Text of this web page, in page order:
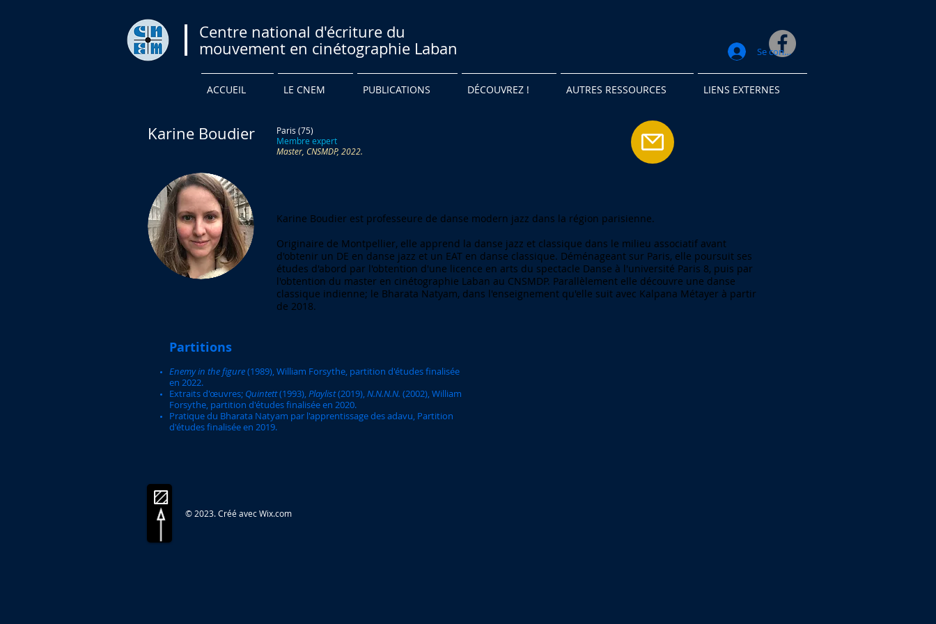
Centre national d'écriture du
mouvement en cinétographie Laban
Se connecter
ACCUEIL LE CNEM PUBLICATIONS DÉCOUVREZ ! AUTRES RESSOURCES LIENS EXTERNES
Karine Boudier
Paris (75)
Membre expert
Master, CNSMDP, 2022.
Karine Boudier est professeure de danse modern jazz dans la région parisienne.
Originaire de Montpellier, elle apprend la danse jazz et classique dans le milieu associatif avant
d'obtenir un DE en danse jazz et un EAT en danse classique. Déménageant sur Paris, elle poursuit ses
études d'abord par l'obtention d'une licence en arts du spectacle Danse à l'université Paris 8, puis par
l'obtention du master en cinétographie Laban au CNSMDP. Parallèlement elle découvre une danse
classique indienne; le Bharata Natyam, dans l'enseignement qu'elle suit avec Kalpana Métayer à partir
de 2018.
Enemy in the figure(1989), William Forsythe, partition d'études finalisée
en 2022.
Extraits d'œuvres; Quintett(1993),Playlist(2019),N.N.N.N. (2002), William
Forsythe, partition d'études finalisée en 2020.
Pratique du Bharata Natyam par l'apprentissage des adavu, Partition
d'études finalisée en 2019.
Partitions
© 2023. Créé avecWix.com